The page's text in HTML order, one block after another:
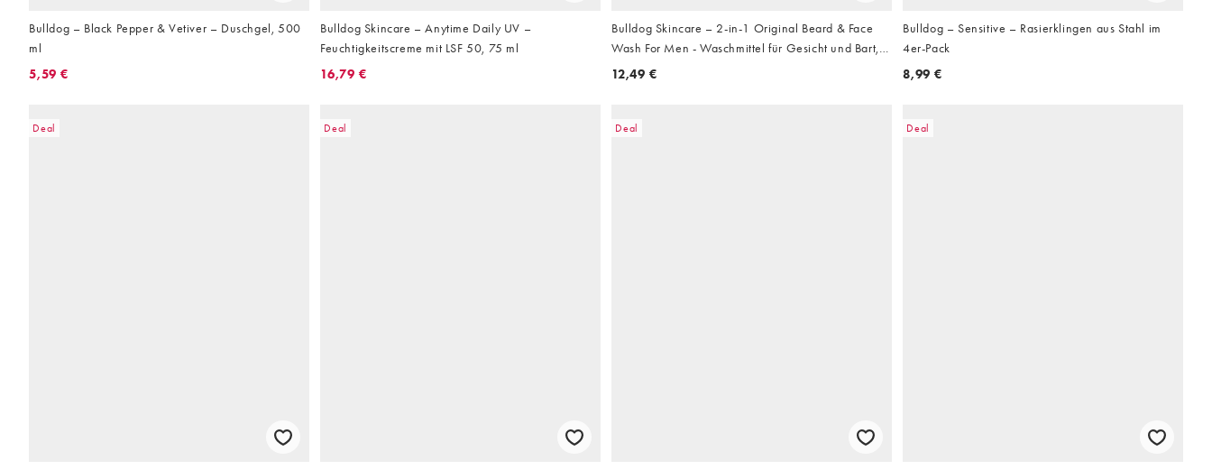
Bulldog – Black Pepper & Vetiver – Duschgel, 500
ml
5,59 €
Bulldog Skincare – Anytime Daily UV –
Feuchtigkeitscreme mit LSF 50, 75 ml
16,79 €
Bulldog Skincare – 2-in-1 Original Beard & Face
Wash For Men - Waschmittel für Gesicht und Bart,
300 ml
12,49 €
Bulldog – Sensitive – Rasierklingen aus Stahl im
4er-Pack
8,99 €
Deal Deal Deal Deal